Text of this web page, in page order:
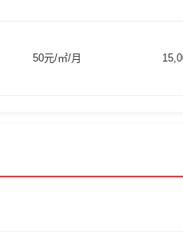
50元/㎡/月